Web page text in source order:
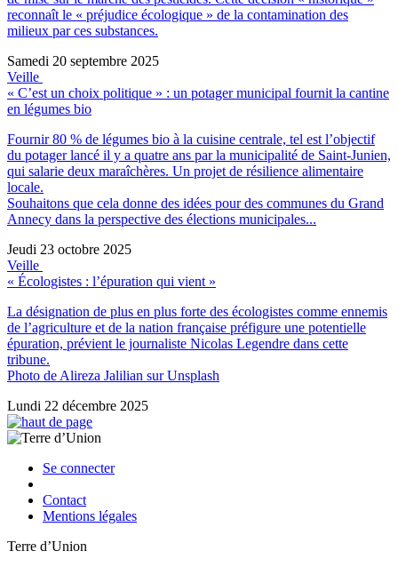
reconnaît le « préjudice écologique » de la contamination des
milieux par ces substances.
Samedi 20 septembre 2025
Veille
« C’est un choix politique » : un potager municipal fournit la cantine
en légumes bio
Fournir 80 % de légumes bio à la cuisine centrale, tel est l’objectif
du potager lancé il y a quatre ans par la municipalité de Saint-Junien,
qui salarie deux maraîchères. Un projet de résilience alimentaire
locale.
Souhaitons que cela donne des idées pour des communes du Grand
Annecy dans la perspective des élections municipales...
Jeudi 23 octobre 2025
Veille
« Écologistes : l’épuration qui vient »
La désignation de plus en plus forte des écologistes comme ennemis
de l’agriculture et de la nation française préfigure une potentielle
épuration, prévient le journaliste Nicolas Legendre dans cette
tribune.
Photo de Alireza Jalilian sur Unsplash
Lundi 22 décembre 2025
Se connecter
Contact
Mentions légales
Terre d’Union